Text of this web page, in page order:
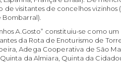
visitantes de concelhos vizinhos
Bombarral).
A.Gosto” constituiu-se como
da Rota de Enoturismo de
Adega Cooperativa de São
da Almiara, Quinta da